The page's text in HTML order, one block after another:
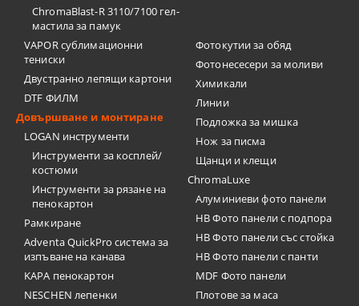
ChromaBlast-R 3110/7100 гел-
мастила за памук
VAPOR сублимационни
тениски
Двустранно лепящи картони
DTF ФИЛМ
Довършване и монтиране
LOGAN инструменти
Инструменти за косплей/
костюми
Инструменти за рязане на
пенокартон
Рамкиране
Adventa QuickPro система за
изпъване на канава
KAPA пенокартон
NESCHEN лепенки
Фотокутии за обяд
Фотонесесери за моливи
Химикали
Линии
Подложка за мишка
Нож за писма
Щанци и клещи
ChromaLuxe
Алуминиеви фото панели
HB Фото панели с подпора
HB Фото панели със стойка
HB Фото панели с панти
MDF Фото панели
Плотове за маса